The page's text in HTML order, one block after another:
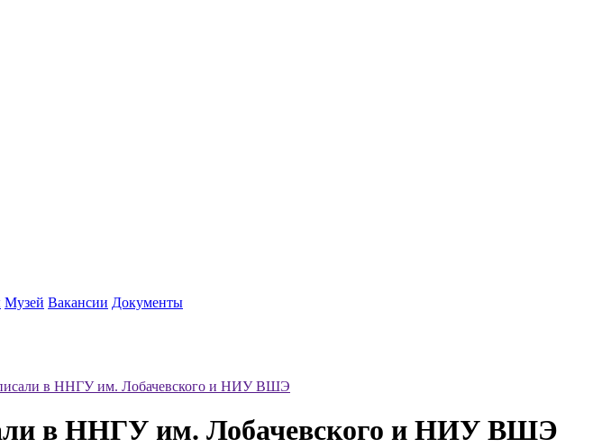
Музей Вакансии Документы
писали в ННГУ им. Лобачевского и НИУ ВШЭ
в ННГУ им. Лобачевского и НИУ ВШЭ